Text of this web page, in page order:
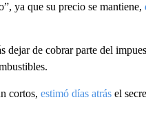
ya que su precio se mantiene,
dejar de cobrar parte del
cortos, estimó días atrásel